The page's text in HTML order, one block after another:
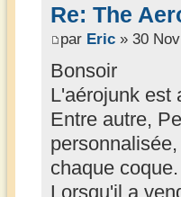
Re: The
par Eric » 30
Bonsoir
L'aérojunk est
Entre autre,
chaque coque.
Lorsqu'il a